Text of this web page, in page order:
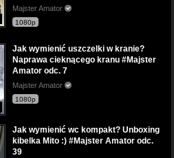
Majster Amator
1080p
Jak wymienić uszczelki w kranie?
Naprawa cieknącego kranu #Majster
Amator odc. 7
Majster Amator
1080p
Jak wymienić wc kompakt? Unboxing
kibelka Mito :) #Majster Amator odc.
39